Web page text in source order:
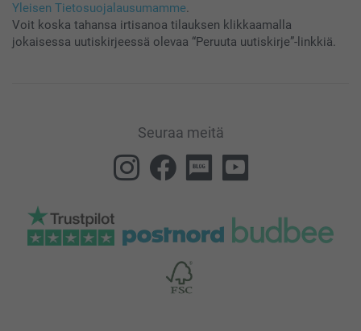
Yleisen Tietosuojalausumamme.
Voit koska tahansa irtisanoa tilauksen klikkaamalla
jokaisessa uutiskirjeessä olevaa “Peruuta uutiskirje”-linkkiä.
Seuraa meitä